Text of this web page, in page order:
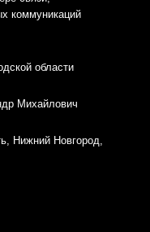
коммуникаций
области
Михайлович
Нижний Новгород,